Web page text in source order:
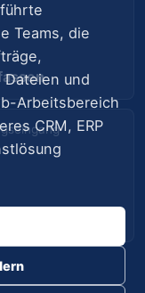
Teams, die
Dateien und
Arbeitsbereich
CRM, ERP